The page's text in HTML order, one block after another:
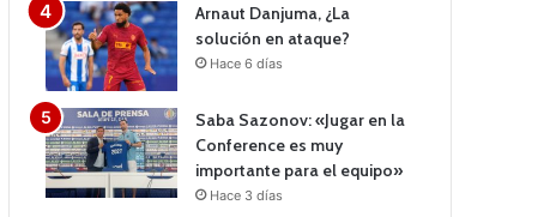
Arnaut Danjuma, ¿La
solución en ataque?
Hace 6 días
Saba Sazonov: «Jugar en la
Conference es muy
importante para el equipo»
Hace 3 días